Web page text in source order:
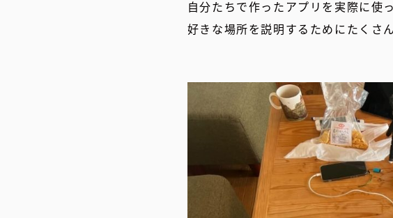
自分たちで作ったアプリを実際に使
好きな場所を説明するためにたくさ